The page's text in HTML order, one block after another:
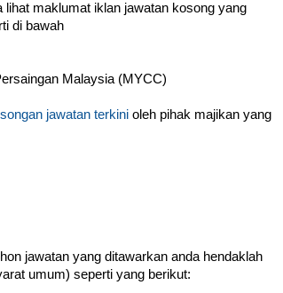
lihat maklumat iklan jawatan kosong yang
di bawah
Malaysia (MYCC)
jawatan terkini oleh pihak majikan yang
jawatan yang ditawarkan anda hendaklah
umum) seperti yang berikut: